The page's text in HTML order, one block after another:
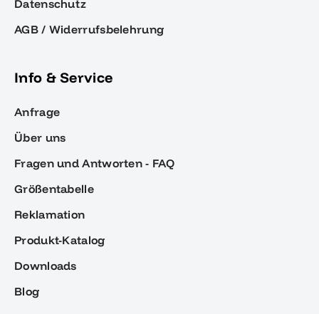
Datenschutz
AGB / Widerrufsbelehrung
Info & Service
Anfrage
Über uns
Fragen und Antworten - FAQ
Größentabelle
Reklamation
Produkt-Katalog
Downloads
Blog